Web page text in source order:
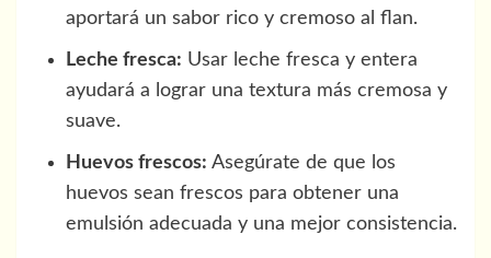
aportará un sabor rico y cremoso al flan.
Leche fresca: Usar leche fresca y entera
ayudará a lograr una textura más cremosa y
suave.
Huevos frescos: Asegúrate de que los
huevos sean frescos para obtener una
emulsión adecuada y una mejor consistencia.